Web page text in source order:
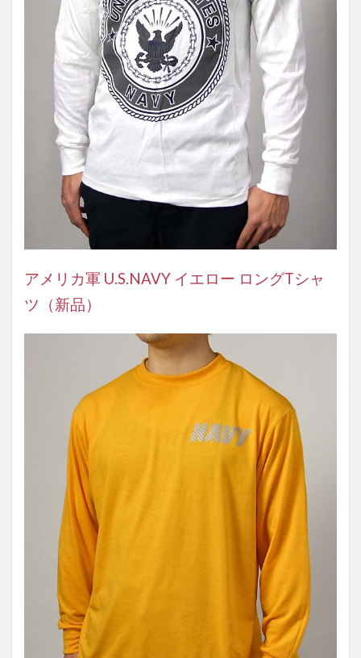
アメリカ軍 U.S.NAVY イエロー ロングTシャ
ツ（新品）